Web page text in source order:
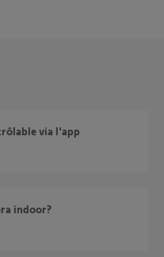
via l'app
indoor?